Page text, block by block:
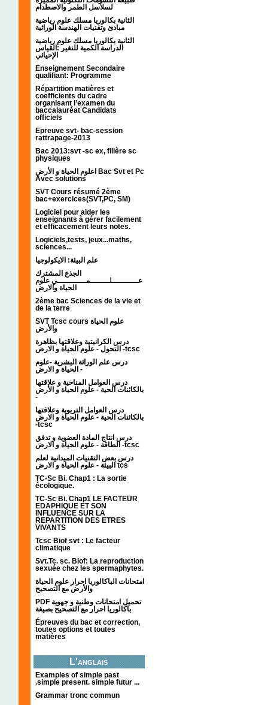
لسلاسل الطمر والاصطدام
الثانية بكالوريا مسلك علوم رياضية
مبادئ وتقنيات الهندسة الوراثية
الثانية بكالوريا مسلك علوم رياضية
الدراسة الكمية للتغير :القياس
الإحيائي
Enseignement Secondaire
qualifiant: Programme
Répartition matières et
coefficients du cadre
organisant l’examen du
baccalauréat Candidats
officiels
Epreuve svt- bac-session
rattrapage-2013
Bac 2013:svt -sc ex, filière sc
physiques
اعلوم الحياة و الأرض Bac Svt et Pc
Avec solutions
SVT Cours résumé 2ème
bac+exercices(SVT,PC, SM)
Logiciel pour aider les
enseignants à gérer facilement
et efficacement leurs notes.
Logiciels,tests, jeux...maths,
sciences...
علم البيئة: الايكولوجيا
الجذع المشترك
عـــــــــــلــــــــمــــــــــــي علوم
الحياة والارض
2ème bac Sciences de la vie et
de la terre
SVT Tcsc cours علوم الحياة
والأرض
درس الكرانيتية وعلاقتها بظاهرة
التحول - علوم الحياة و الارض -tcsc
درس علم الوراثة البشرية -علوم
الحياة و الارض -
درس العوامل المناخية و علاقتها
بالكائنات الحية - علوم الحياة و الأرض
-
درس العوامل التربوية وعلاقتها
بالكائنات الحية - علوم الحياة و الارض
-tcsc
درس انتاج المادة العضوية و تدفق
الطاقة - علوم الحياة و الارض -tcsc
درس بعض التقنيات الميدانية لعلم
البيئة - علوم الحياة و الارض tcs
TC-Sc Bi. Chap1 : La sortie
écologique.
TC-Sc Bi. Chap1 LE FACTEUR
EDAPHIQUE ET SON
INFLUENCE SUR LA
REPARTITION DES ETRES
VIVANTS
Tcsc Biof svt : Le facteur
climatique
Svt.Tc. sc. Biof: La reproduction
sexuée chez les spermaphytes.
امتحانات الباكالوريا احرار علوم الحياة
والأرض مع التصحيح
PDF تحميل امتحانات وطنية و جهوية
باكالوريا احرار مع التصحيح بصيغة
Épreuves du bac et correction,
toutes options et toutes
matières
L'anglais
Examples of simple past
.simple present. simple futur ...
Grammar tronc commun